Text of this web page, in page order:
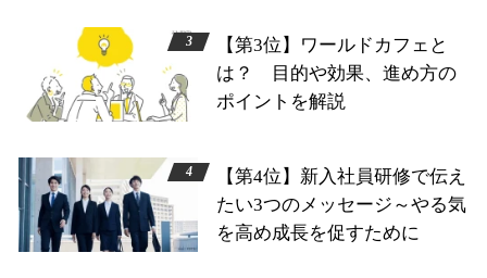
【第3位】ワールドカフェと
は？ 目的や効果、進め方の
ポイントを解説
【第4位】新入社員研修で伝え
たい3つのメッセージ～やる気
を高め成長を促すために